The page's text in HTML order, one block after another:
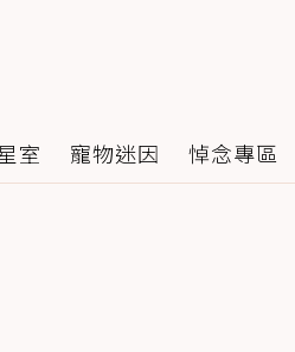
室 寵物迷因 悼念專區